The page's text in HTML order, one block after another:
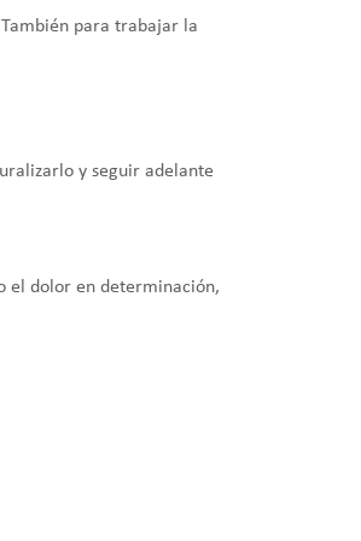
para trabajar la
y seguir adelante
el dolor en determinación,